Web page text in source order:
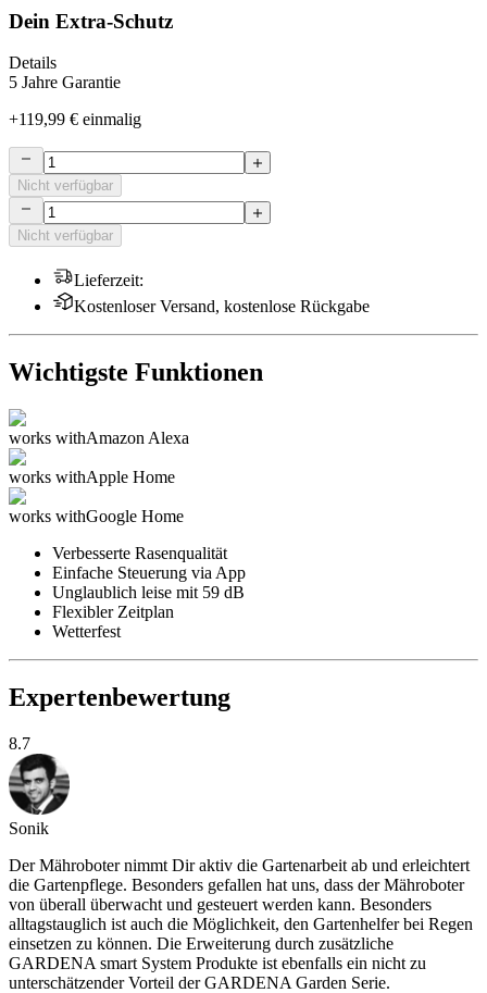
Dein Extra-Schutz
Details
5 Jahre Garantie
+119,99 € einmalig
Nicht verfügbar
Nicht verfügbar
Lieferzeit:
Kostenloser Versand, kostenlose Rückgabe
Wichtigste Funktionen
works withAmazon Alexa
works withApple Home
works withGoogle Home
Verbesserte Rasenqualität
Einfache Steuerung via App
Unglaublich leise mit 59 dB
Flexibler Zeitplan
Wetterfest
Expertenbewertung
8.7
Sonik
Der Mähroboter nimmt Dir aktiv die Gartenarbeit ab und erleichtert
die Gartenpflege. Besonders gefallen hat uns, dass der Mähroboter
von überall überwacht und gesteuert werden kann. Besonders
alltagstauglich ist auch die Möglichkeit, den Gartenhelfer bei Regen
einsetzen zu können. Die Erweiterung durch zusätzliche
GARDENA smart System Produkte ist ebenfalls ein nicht zu
unterschätzender Vorteil der GARDENA Garden Serie.